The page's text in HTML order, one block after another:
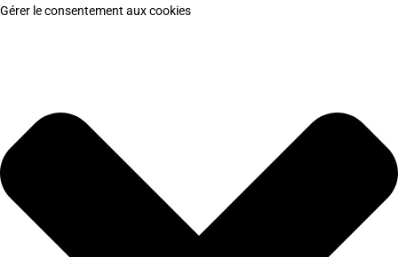
Gérer le consentement aux cookies